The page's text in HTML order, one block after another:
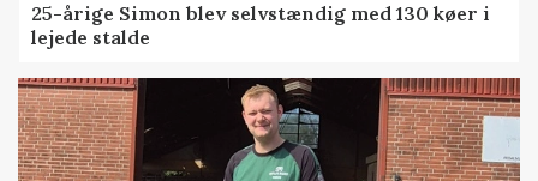
25-årige Simon blev selvstændig med 130 køer i
lejede stalde